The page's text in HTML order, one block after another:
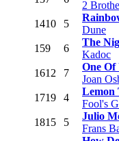
2
1410 5
Dune
159 6
The
Kadoc
1612 7
One Of
Joan
1719 4
Lemon
Fool's
1815 5
Julio
Frans